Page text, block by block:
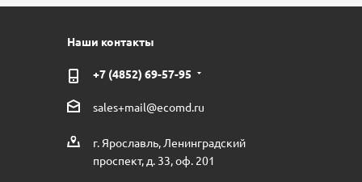
Наши контакты
+7 (4852) 69-57-95
sales+mail@ecomd.ru
г. Ярославль, Ленинградский
проспект, д. 33, оф. 201